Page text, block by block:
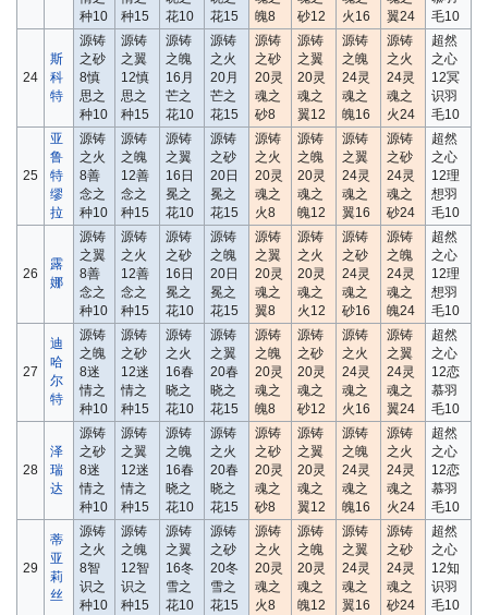
种10
种15
花10
花15
魄8
砂12
火16
翼24
毛10
24
斯
科
特
源铸
之砂
8慎
思之
种10
源铸
之翼
12慎
思之
种15
源铸
之魄
16月
芒之
花10
源铸
之火
20月
芒之
花15
源铸
之砂
20灵
魂之
砂8
源铸
之翼
20灵
魂之
翼12
源铸
之魄
24灵
魂之
魄16
源铸
之火
24灵
魂之
火24
超然
之心
12冥
识羽
毛10
25
亚
鲁
特
缪
拉
源铸
之火
8善
念之
种10
源铸
之魄
12善
念之
种15
源铸
之翼
16日
冕之
花10
源铸
之砂
20日
冕之
花15
源铸
之火
20灵
魂之
火8
源铸
之魄
20灵
魂之
魄12
源铸
之翼
24灵
魂之
翼16
源铸
之砂
24灵
魂之
砂24
超然
之心
12理
想羽
毛10
26
露
娜
源铸
之翼
8善
念之
种10
源铸
之火
12善
念之
种15
源铸
之砂
16日
冕之
花10
源铸
之魄
20日
冕之
花15
源铸
之翼
20灵
魂之
翼8
源铸
之火
20灵
魂之
火12
源铸
之砂
24灵
魂之
砂16
源铸
之魄
24灵
魂之
魄24
超然
之心
12理
想羽
毛10
27
迪
哈
尔
特
源铸
之魄
8迷
情之
种10
源铸
之砂
12迷
情之
种15
源铸
之火
16春
晓之
花10
源铸
之翼
20春
晓之
花15
源铸
之魄
20灵
魂之
魄8
源铸
之砂
20灵
魂之
砂12
源铸
之火
24灵
魂之
火16
源铸
之翼
24灵
魂之
翼24
超然
之心
12恋
慕羽
毛10
28
泽
瑞
达
源铸
之砂
8迷
情之
种10
源铸
之翼
12迷
情之
种15
源铸
之魄
16春
晓之
花10
源铸
之火
20春
晓之
花15
源铸
之砂
20灵
魂之
砂8
源铸
之翼
20灵
魂之
翼12
源铸
之魄
24灵
魂之
魄16
源铸
之火
24灵
魂之
火24
超然
之心
12恋
慕羽
毛10
29
蒂
亚
莉
丝
源铸
之火
8智
识之
种10
源铸
之魄
12智
识之
种15
源铸
之翼
16冬
雪之
花10
源铸
之砂
20冬
雪之
花15
源铸
之火
20灵
魂之
火8
源铸
之魄
20灵
魂之
魄12
源铸
之翼
24灵
魂之
翼16
源铸
之砂
24灵
魂之
砂24
超然
之心
12知
识羽
毛10